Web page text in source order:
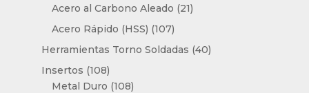
productos
Acero al Carbono Aleado 2121
Acero Rápido (HSS) 107107
productos
Herramientas Torno Soldadas 4040
Insertos 108108
productos
Metal Duro 108108